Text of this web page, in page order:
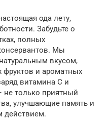
ода лету,
Забудьте о
полных
Мы
вкусом,
и ароматных
витамина C и
не только приятный
улучшающие память и
действием.